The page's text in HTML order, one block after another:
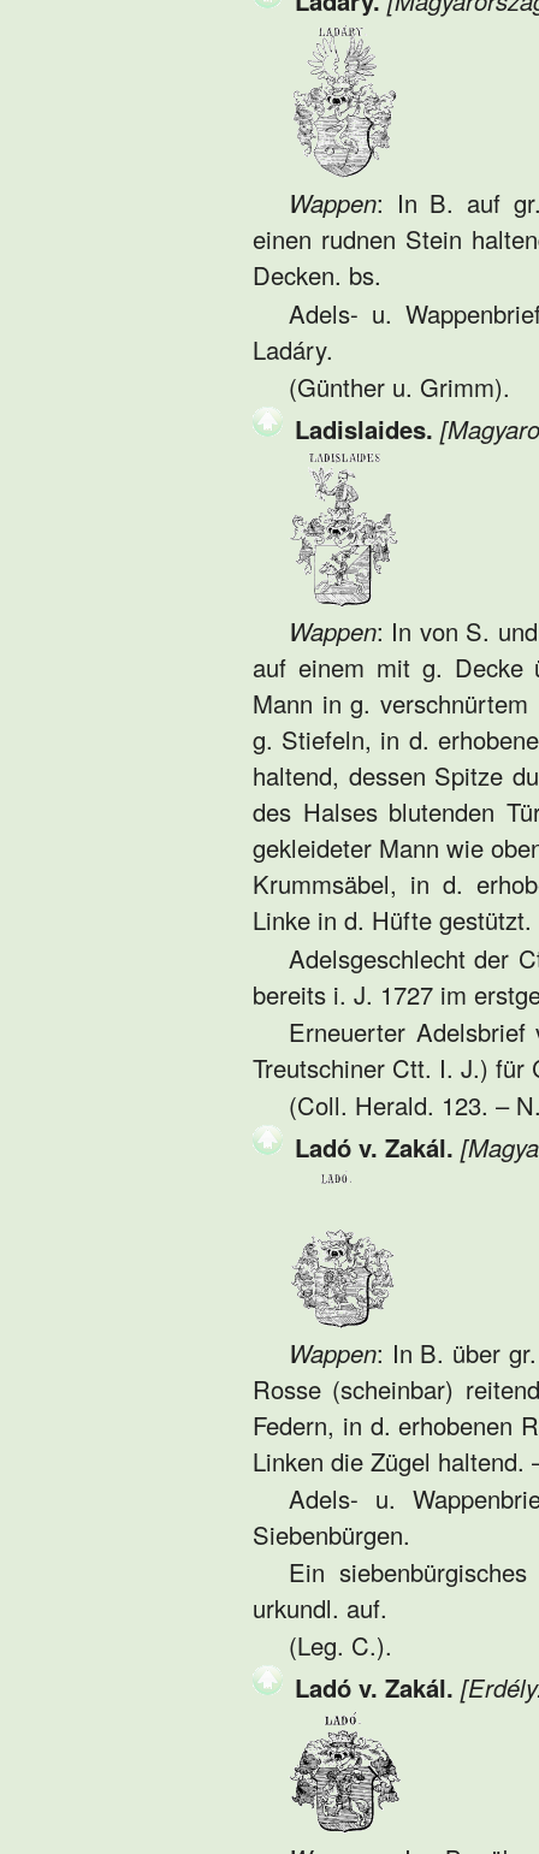
Wappen: In B. auf
einen rudnen Stein
Decken. bs.
Adels- u.
Ladáry.
(Günther u. Grimm).
Ladislaides.
Wappen: In von S.
auf einem mit g. Decke
Mann in g.
g. Stiefeln, in d.
haltend, dessen Spitze
des Halses blutenden
gekleideter Mann wie
Krummsäbel, in d.
Linke in d. Hüfte
Adelsgeschlecht der
bereits i. J. 1727 im
Erneuerter
Treutschiner Ctt. I. J.) für
(Coll. Herald. 123. –
Ladó v. Zakál.
Wappen: In B. über
Rosse (scheinbar)
Federn, in d. erhobenen
Linken die Zügel
Adels- u.
Siebenbürgen.
Ein
urkundl. auf.
(Leg. C.).
Ladó v. Zakál.